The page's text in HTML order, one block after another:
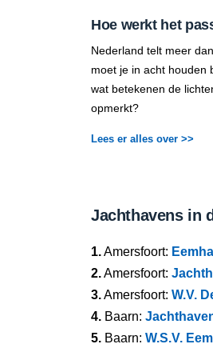
Hoe werkt het
Nederland telt meer
moet je in acht houden
wat betekenen de
opmerkt?
Lees er alles over >>
Jachthavens in
1.Amersfoort:
2.Amersfoort:
3.Amersfoort: W.V.
4. Baarn:
5. Baarn: W.S.V.